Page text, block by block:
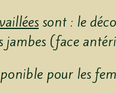
sont : le
jambes (face
pour les